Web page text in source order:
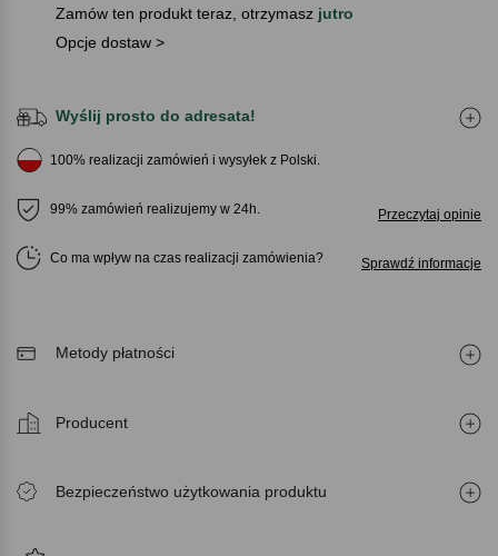
Zamów ten produkt teraz, otrzymasz jutro
Opcje dostaw >
Wyślij prosto do adresata!
100% realizacji zamówień i wysyłek z Polski.
99% zamówień realizujemy w 24h. Przeczytaj opinie
Co ma wpływ na czas realizacji zamówienia Sprawdź informacje
Metody płatności
Producent
Bezpieczeństwo użytkowania produktu